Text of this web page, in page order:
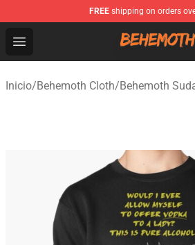
FREE shipping on orders
Open menu
Behemoth Store - Official
Inicio/Behemoth Cloth/Behemoth